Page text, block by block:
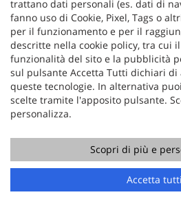
C.F/P.IVA:04823130267
Registro delle imprese:TV
Copyright © 2026
riservati -Leggi l'informativa sulla
GestionaleAuto.com
trattano dati personali (es. dati di
fanno uso di Cookie, Pixel, Tags o
per il funzionamento e per il
descritte nella cookie policy, tra cui
funzionalità del sito e la pubblicità
sul pulsante Accetta Tutti dichiari
queste tecnologie. In alternativa
scelte tramite l'apposito pulsante.
personalizza.
Scopri di più e
Accetta tutti